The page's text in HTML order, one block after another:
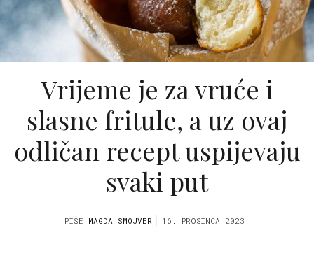
Vrijeme je za vruće i
slasne fritule, a uz ovaj
odličan recept uspijevaju
svaki put
PIŠE MAGDA SMOJVER 16. PROSINCA 2023.